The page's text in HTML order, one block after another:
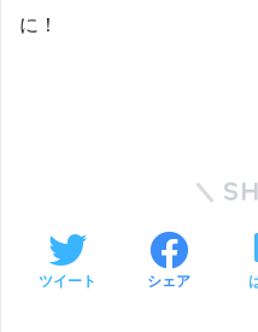
に！
ツイート シェア